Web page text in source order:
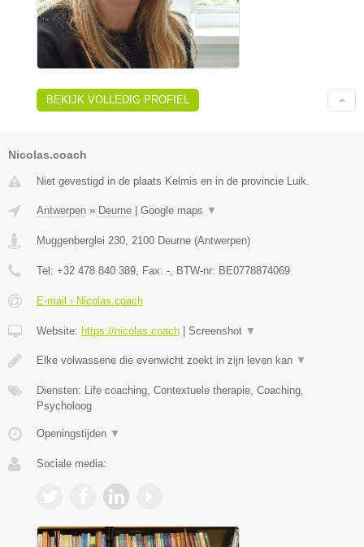
BEKIJK VOLLEDIG PROFIEL
Nicolas.coach
Niet gevestigd in de plaats Kelmis en in de provincie Luik.
Antwerpen » Deurne Google maps ▼
Muggenberglei 230, 2100 Deurne (Antwerpen)
Tel: +32 478 840 389, Fax: -, BTW-nr: BE0778874069
E-mail › Nicolas.coach
Website: https://nicolas.coach Screenshot ▼
Elke volwassene die evenwicht zoekt in zijn leven kan ▼
Diensten: Life coaching, Contextuele therapie, Coaching,
Psycholoog
Openingstijden ▼
Sociale media: